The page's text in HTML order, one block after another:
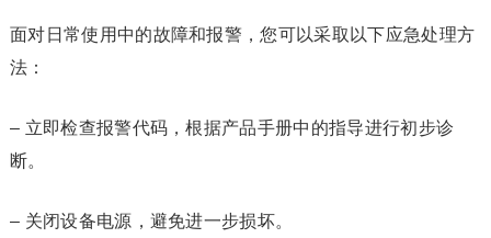
面对日常使用中的故障和报警，您可以采取以下应急处理方
法：
– 立即检查报警代码，根据产品手册中的指导进行初步诊
断。
– 关闭设备电源，避免进一步损坏。